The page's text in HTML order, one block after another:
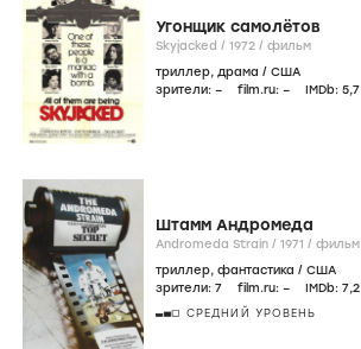
Угонщик самолётов
Skyjacked / 1972 / фильм
триллер, драма / США
зрители: – film.ru: – IMDb: 5,7
Штамм Андромеда
Andromeda Strain / 1971 / фильм
триллер, фантастика / США
зрители: 7 film.ru: – IMDb: 7,2
СРЕДНИЙ УРОВЕНЬ